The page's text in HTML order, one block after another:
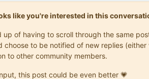
like you're interested in this
up of having to scroll through the same
choose to be notified of new replies
to other community members.
this post could be even better 💗